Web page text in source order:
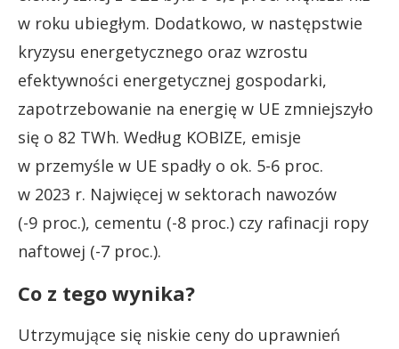
w roku ubiegłym. Dodatkowo, w następstwie
kryzysu energetycznego oraz wzrostu
efektywności energetycznej gospodarki,
zapotrzebowanie na energię w UE zmniejszyło
się o 82 TWh. Według KOBIZE, emisje
w przemyśle w UE spadły o ok. 5-6 proc.
w 2023 r. Najwięcej w sektorach nawozów
(-9 proc.), cementu (-8 proc.) czy rafinacji ropy
naftowej (-7 proc.).
Co z tego wynika?
Utrzymujące się niskie ceny do uprawnień